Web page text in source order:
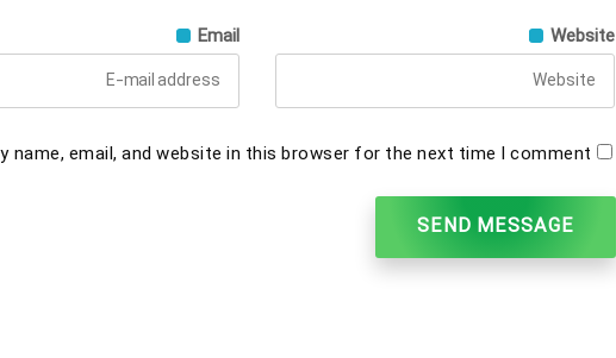
Email Website
name, email, and website in this browser for the next time I comment.